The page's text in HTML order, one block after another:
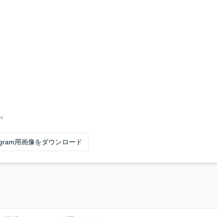
用画像をダウンロード